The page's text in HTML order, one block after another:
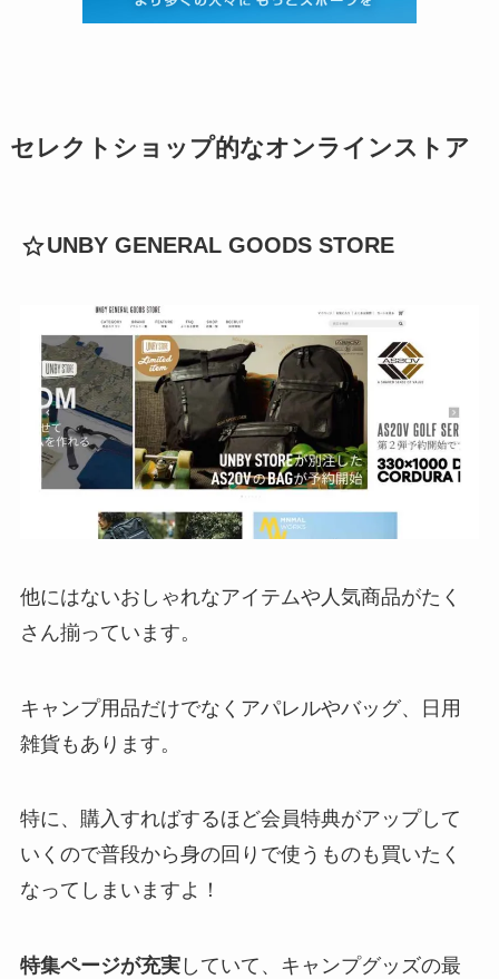
セレクトショップ的なオンラインストア
UNBY GENERAL GOODS STORE
他にはないおしゃれなアイテムや人気商品がたく
さん揃っています。
キャンプ用品だけでなくアパレルやバッグ、日用
雑貨もあります。
特に、購入すればするほど会員特典がアップして
いくので普段から身の回りで使うものも買いたく
なってしまいますよ！
特集ページが充実していて、キャンプグッズの最